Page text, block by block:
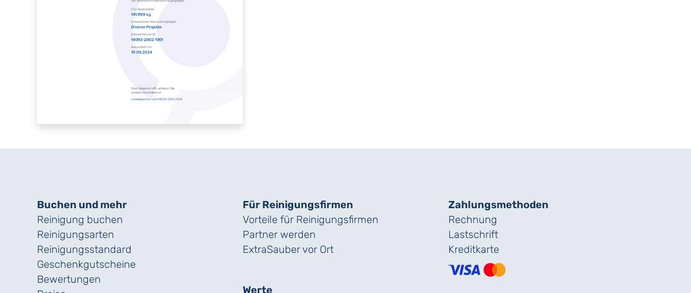
Buchen und mehr
Reinigung buchen
Reinigungsarten
Reinigungs­standard
Geschenk­gutscheine
Bewertungen
Für Reinigungs­firmen
Vorteile für Reinigungs­firmen
Partner werden
ExtraSauber vor Ort
Werte
Zahlungs­methoden
Rechnung
Lastschrift
Kreditkarte